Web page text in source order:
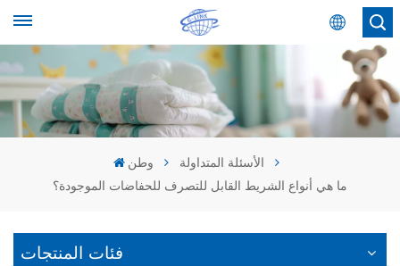
عربي
English
عربي
وطن
الأسئلة المتداولة
ما هي أنواع الشريط القابل للتصرف للحفاضات الموجودة؟
فئات المنتجات